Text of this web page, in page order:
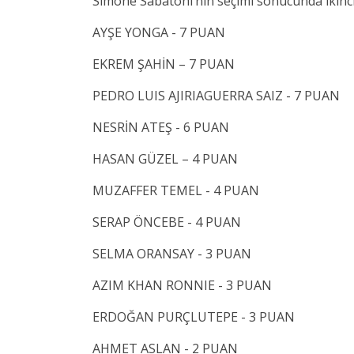
AYŞE YONGA - 7 PUAN
EKREM ŞAHİN – 7 PUAN
PEDRO LUIS AJIRIAGUERRA SAIZ - 7 PUAN
NESRİN ATEŞ - 6 PUAN
HASAN GÜZEL – 4 PUAN
MUZAFFER TEMEL - 4 PUAN
SERAP ÖNCEBE - 4 PUAN
SELMA ORANSAY - 3 PUAN
AZIM KHAN RONNIE - 3 PUAN
ERDOĞAN PURÇLUTEPE - 3 PUAN
AHMET ASLAN - 2 PUAN